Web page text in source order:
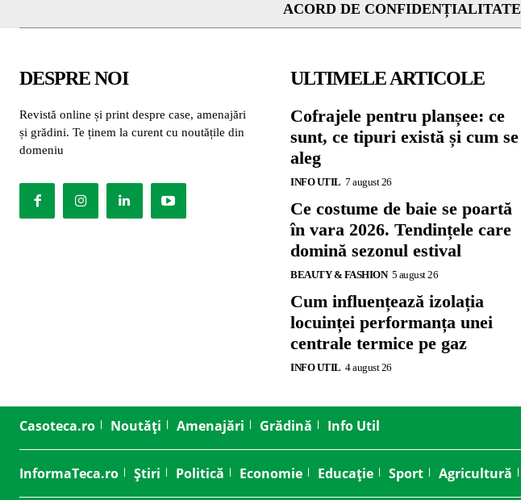
ACORD DE CONFIDENȚIALITATE
DESPRE NOI
Revistă online și print despre case, amenajări
și grădini. Te ținem la curent cu noutățile din
domeniu
ULTIMELE ARTICOLE
Cofrajele pentru planșee: ce
sunt, ce tipuri există și cum se
aleg
INFO UTIL 7 august 26
Ce costume de baie se poartă
în vara 2026. Tendințele care
domină sezonul estival
BEAUTY & FASHION 5 august 26
Cum influențează izolația
locuinței performanța unei
centrale termice pe gaz
INFO UTIL 4 august 26
Casoteca.ro Noutăți Amenajări Grădină Info Util
InformaTeca.ro Știri Politică Economie Educație Sport Agricultură